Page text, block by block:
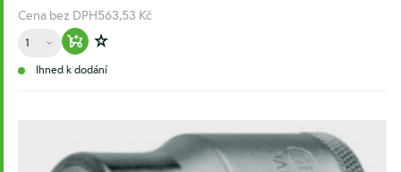
Cena bez DPH563,53 Kč
Množství
Warenkorb hinzufügen
Zur Wunschliste hinzufügen
Ihned k dodání